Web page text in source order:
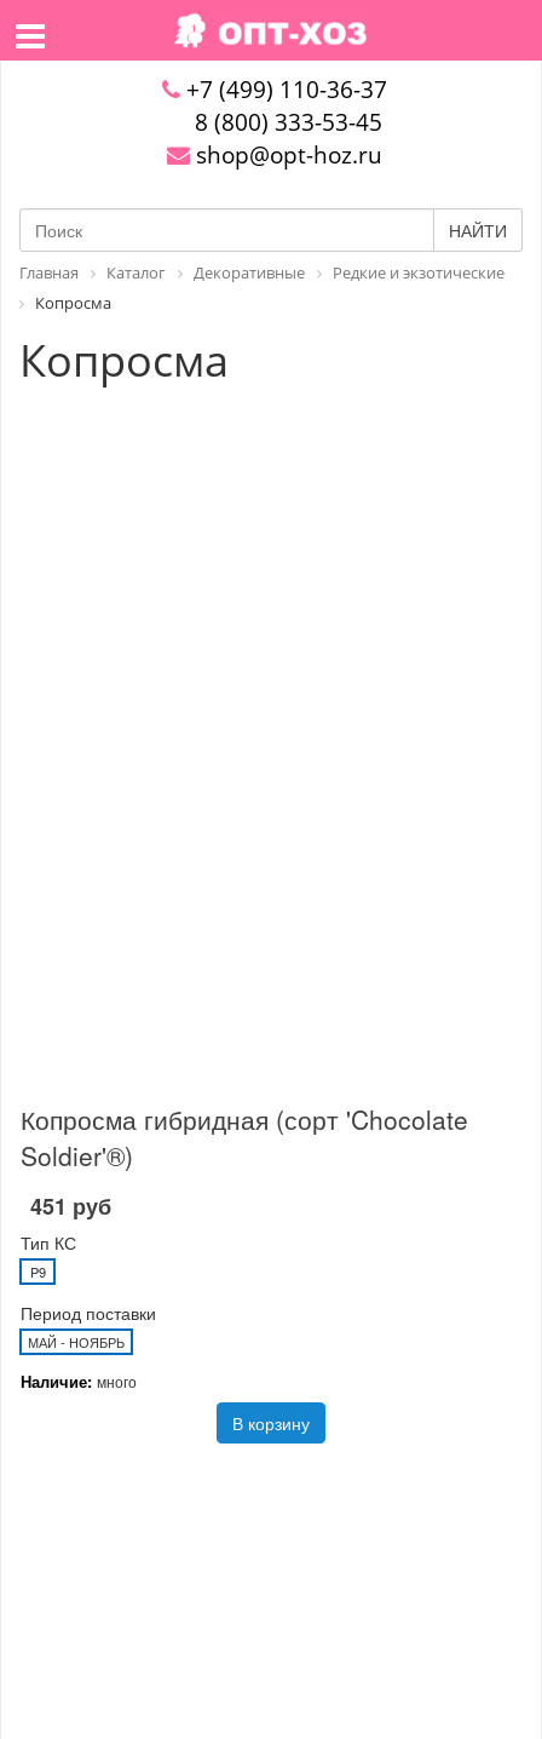
+7 (499) 110-36-37
8 (800) 333-53-45
shop@opt-hoz.ru
НАЙТИ
Главная Каталог Декоративные
Редкие и экзотические
Копросма
Копросма
Копросма гибридная (сорт 'Chocolate
Soldier'®)
451 руб
Тип КС
P9
Период поставки
МАЙ - НОЯБРЬ
Наличие: много
В корзину